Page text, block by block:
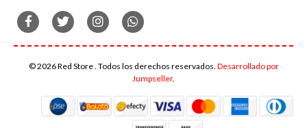
© 2026 Red Store . Todos los derechos reservados. Desarrollado por
Jumpseller.